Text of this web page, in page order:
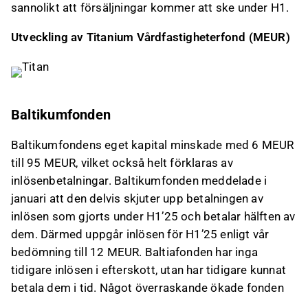
sannolikt att försäljningar kommer att ske under H1.
Utveckling av Titanium Vårdfastigheterfond (MEUR)
Baltikumfonden
Baltikumfondens eget kapital minskade med 6 MEUR
till 95 MEUR, vilket också helt förklaras av
inlösenbetalningar. Baltikumfonden meddelade i
januari att den delvis skjuter upp betalningen av
inlösen som gjorts under H1’25 och betalar hälften av
dem. Därmed uppgår inlösen för H1’25 enligt vår
bedömning till 12 MEUR. Baltiafonden har inga
tidigare inlösen i efterskott, utan har tidigare kunnat
betala dem i tid. Något överraskande ökade fonden